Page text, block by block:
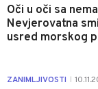
Oči u oči sa
Nevjerovatna
usred morskog
ZANIMLJIVOSTI